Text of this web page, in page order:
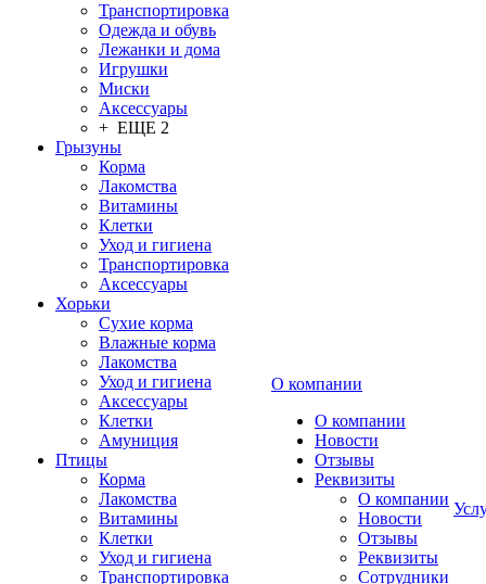
Транспортировка
Одежда и обувь
Лежанки и дома
Игрушки
Миски
Аксессуары
+ ЕЩЕ 2
Грызуны
Корма
Лакомства
Витамины
Клетки
Уход и гигиена
Транспортировка
Аксессуары
Хорьки
Сухие корма
Влажные корма
Лакомства
Уход и гигиена
Аксессуары
Клетки
Амуниция
Птицы
Корма
Лакомства
Витамины
Клетки
Уход и гигиена
Транспортировка
О компании
О компании
Новости
Отзывы
Реквизиты
О компании
Новости
Отзывы
Реквизиты
Сотрудники